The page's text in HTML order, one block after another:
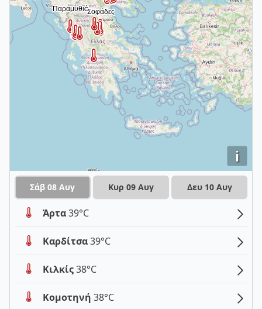
i
Σάβ 08 Αυγ Κυρ 09 Αυγ Δευ 10 Αυγ
Άρτα39°C
Καρδίτσα39°C
Κιλκίς38°C
Κομοτηνή 38°C